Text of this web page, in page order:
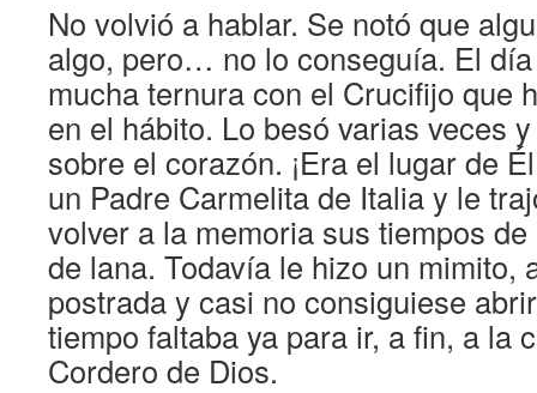
No volvió a hablar. Se notó que
algo, pero… no lo conseguía. El
mucha ternura con el Crucifijo que
en el hábito. Lo besó varias veces
sobre el corazón. ¡Era el lugar de
un Padre Carmelita de Italia y le
volver a la memoria sus tiempos
de lana. Todavía le hizo un mimito,
postrada y casi no consiguiese
tiempo faltaba ya para ir, a fin, a la
Cordero de Dios.